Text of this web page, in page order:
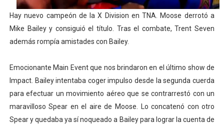
Tour de Francia femenino 2026 - Etapa 6
Hay nuevo campeón de la X Division en TNA. Moose derrotó a
Mike Bailey y consiguió el título. Tras el combate, Trent Seven
además rompía amistades con Bailey.
Emocionante Main Event que nos brindaron en el último show de
Impact. Bailey intentaba coger impulso desde la segunda cuerda
para efectuar un movimiento aéreo que se contrarrestó con un
maravilloso Spear en el aire de Moose. Lo concatenó con otro
Spear y quedaba ya sí noqueado a Bailey para lograr la cuenta de